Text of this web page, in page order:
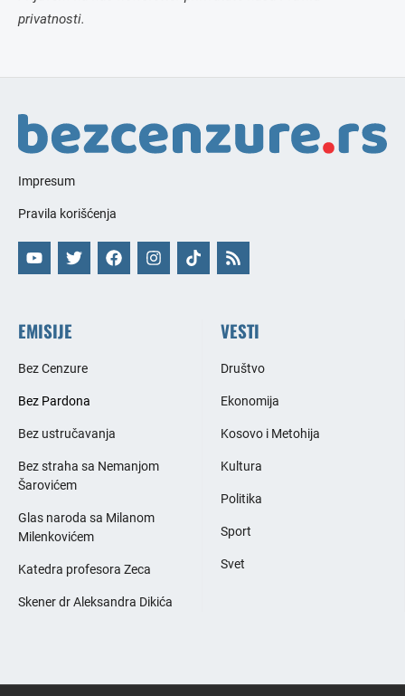
privatnosti.
Impresum
Pravila korišćenja
EMISIJE
Bez Cenzure
Bez Pardona
Bez ustručavanja
Bez straha sa Nemanjom
Šarovićem
Glas naroda sa Milanom
Milenkovićem
Katedra profesora Zeca
Skener dr Aleksandra Dikića
VESTI
Društvo
Ekonomija
Kosovo i Metohija
Kultura
Politika
Sport
Svet